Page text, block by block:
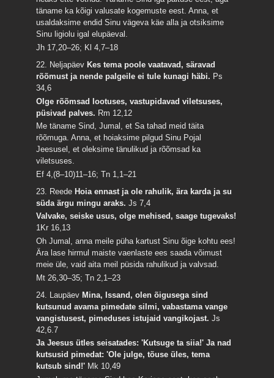
täname ka kõigi valusate kogemuste eest. Anna, et
usaldaksime endid Sinu vägeva käe alla ja otsiksime
Sinu ligiolu igal elupäeval.
Jh 17,20–26; Kl 4,7–18
22. Neljapäev Kes tema poole vaatavad, säravad
rõõmust ja nende palgeile ei tule kunagi häbi. Ps
34,6
Olge rõõmsad lootuses, vastupidavad viletsuses,
püsivad palves. Rm 12,12
Me täname Sind, Jumal, et Sa tahad meid täita
rõõmuga. Anna, et hoiaksime pilgud Sinu Pojal
Jeesusel, et oleksime tänulikud ja rõõmsad ka
viletsuses.
Ef 4,(8–10)11–16; Tn 1,1–21
23. Reede Hoia ennast ja ole rahulik, ära karda ja su
süda ärgu mingu araks.Js 7,4
Valvake, seiske usus, olge mehised, saage tugevaks!
1Kr 16,13
Oh Jumal, anna meile püha kartust Sinu õige kohtu ees!
Ära lase hirmul maiste vaenlaste ees saada võimust
meie üle, vaid aita meil püsida rahulikud ja valvsad.
Mt 26,30–35; Tn 2,1–23
24. Laupäev Mina, Issand, olen õigusega sind
kutsunud avama pimedate silmi, vabastama vange
vangistusest, pimeduses istujaid vangikojast.Js
42,6.7
Ja Jeesus ütles seisatades: 'Kutsuge ta siia!' Ja nad
kutsusid pimedat: 'Ole julge, tõuse üles, tema
kutsub sind!' Mk 10,49